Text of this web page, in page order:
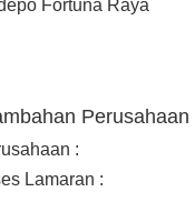
:
Lamaran :